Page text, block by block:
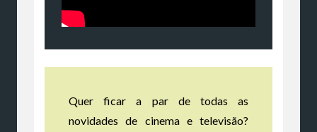
Quer ficar a par de todas as
novidades de cinema e televisão?